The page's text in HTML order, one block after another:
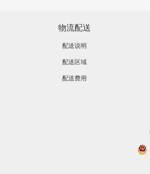
物流配送
配送说明
配送区域
配送费用